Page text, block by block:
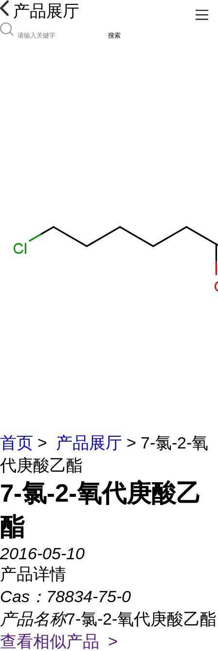
产品展厅
搜索
首页 > 产品展厅 > 7-氯-2-氧
代庚酸乙酯
7-氯-2-氧代庚酸乙
酯
2016-05-10
产品详情
Cas： 78834-75-0
产品名称7-氯-2-氧代庚酸乙酯
查看相似产品 >